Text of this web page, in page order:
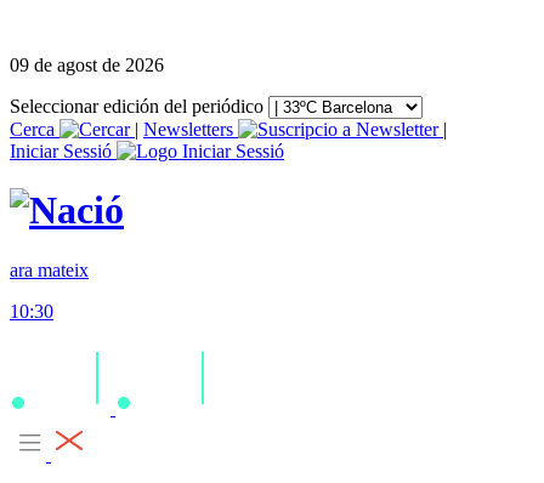
09 de agost de 2026
Seleccionar edición del periódico
Cerca
| Newsletters
|
Iniciar Sessió
ara mateix
10:30